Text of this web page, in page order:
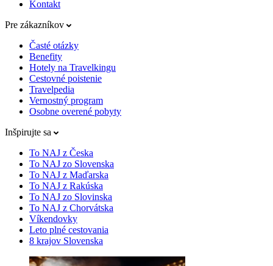
Kontakt
Pre zákazníkov
Časté otázky
Benefity
Hotely na Travelkingu
Cestovné poistenie
Travelpedia
Vernostný program
Osobne overené pobyty
Inšpirujte sa
To NAJ z Česka
To NAJ zo Slovenska
To NAJ z Maďarska
To NAJ z Rakúska
To NAJ zo Slovinska
To NAJ z Chorvátska
Víkendovky
Leto plné cestovania
8 krajov Slovenska